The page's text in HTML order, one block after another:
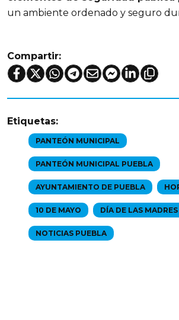
un ambiente ordenado y seguro
Compartir:
Etiquetas:
PANTEÓN MUNICIPAL
PANTEÓN MUNICIPAL PUEBLA
AYUNTAMIENTO DE PUEBLA
10 DE MAYO DÍA DE LAS MADRES
NOTICIAS PUEBLA